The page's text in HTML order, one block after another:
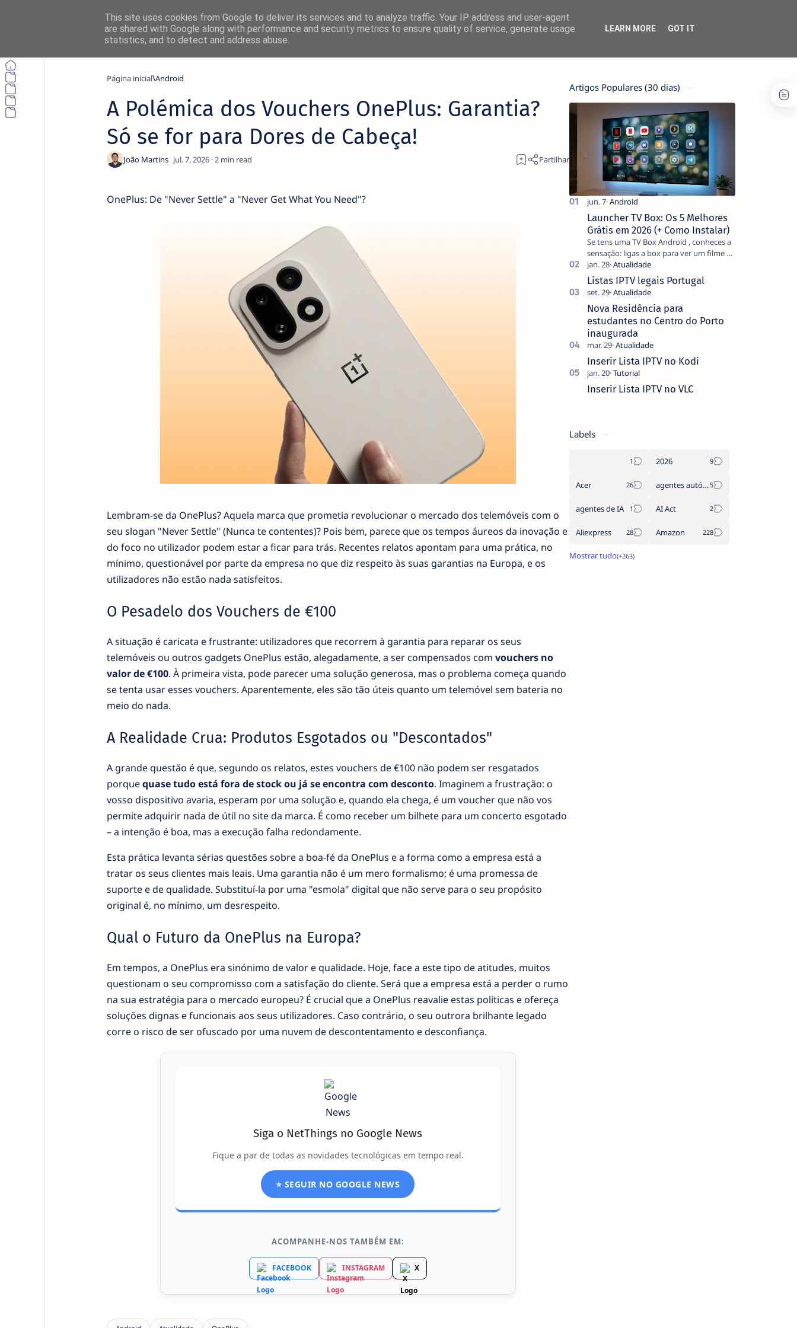
Página inicial Android
A Polémica dos Vouchers OnePlus: Garantia?
Só se for para Dores de Cabeça!
2
OnePlus: De "Never Settle" a "Never Get What You Need"?
Lembram-se da OnePlus? Aquela marca que prometia revolucionar o mercado dos telemóveis com o
seu slogan "Never Settle" (Nunca te contentes)? Pois bem, parece que os tempos áureos da inovação e
do foco no utilizador podem estar a ficar para trás. Recentes relatos apontam para uma prática, no
mínimo, questionável por parte da empresa no que diz respeito às suas garantias na Europa, e os
utilizadores não estão nada satisfeitos.
O Pesadelo dos Vouchers de €100
A situação é caricata e frustrante: utilizadores que recorrem à garantia para reparar os seus
telemóveis ou outros gadgets OnePlus estão, alegadamente, a ser compensados com vouchers no
valor de €100. À primeira vista, pode parecer uma solução generosa, mas o problema começa quando
se tenta usar esses vouchers. Aparentemente, eles são tão úteis quanto um telemóvel sem bateria no
meio do nada.
A Realidade Crua: Produtos Esgotados ou "Descontados"
A grande questão é que, segundo os relatos, estes vouchers de €100 não podem ser resgatados
porquequase tudo está fora de stock ou já se encontra com desconto. Imaginem a frustração: o
vosso dispositivo avaria, esperam por uma solução e, quando ela chega, é um voucher que não vos
permite adquirir nada de útil no site da marca. É como receber um bilhete para um concerto esgotado
– a intenção é boa, mas a execução falha redondamente.
Esta prática levanta sérias questões sobre a boa-fé da OnePlus e a forma como a empresa está a
tratar os seus clientes mais leais. Uma garantia não é um mero formalismo; é uma promessa de
suporte e de qualidade. Substituí-la por uma "esmola" digital que não serve para o seu propósito
original é, no mínimo, um desrespeito.
Qual o Futuro da OnePlus na Europa?
Em tempos, a OnePlus era sinónimo de valor e qualidade. Hoje, face a este tipo de atitudes, muitos
questionam o seu compromisso com a satisfação do cliente. Será que a empresa está a perder o rumo
na sua estratégia para o mercado europeu? É crucial que a OnePlus reavalie estas políticas e ofereça
soluções dignas e funcionais aos seus utilizadores. Caso contrário, o seu outrora brilhante legado
corre o risco de ser ofuscado por uma nuvem de descontentamento e desconfiança.
Siga o NetThings no Google News
Fique a par de todas as novidades tecnológicas em tempo real.
⭐ SEGUIR NO GOOGLE NEWS
ACOMPANHE-NOS TAMBÉM EM:
FACEBOOK INSTAGRAM X
Artigos Populares (30 dias)
Launcher TV Box: Os 5 Melhores
Grátis em 2026 (+ Como Instalar)
Se tens uma TV Box Android , conheces a
sensação: ligas a box para ver um filme e
o ecrã inicial está coberto de sugestões
que não pediste, ban…
Listas IPTV legais Portugal
Nova Residência para
estudantes no Centro do Porto
inaugurada
Inserir Lista IPTV no Kodi
Inserir Lista IPTV no VLC
Labels
2026
Acer agentes autónomos
agentes de IA AI Act
Aliexpress Amazon
This site uses cookies from Google to deliver its services and to analyze traffic. Your IP address and user-agent
are shared with Google along with performance and security metrics to ensure quality of service, generate usage
statistics, and to detect and address abuse.
LEARN MORE GOT IT